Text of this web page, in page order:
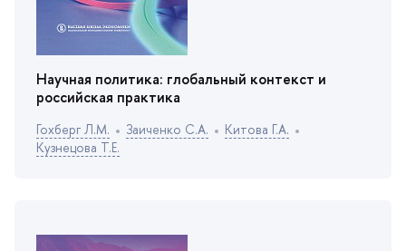
Научная политика: глобальный контекст и
российская практика
Гохберг Л.М. Заиченко С.А.
Китова Г.А.
Кузнецова Т.Е.